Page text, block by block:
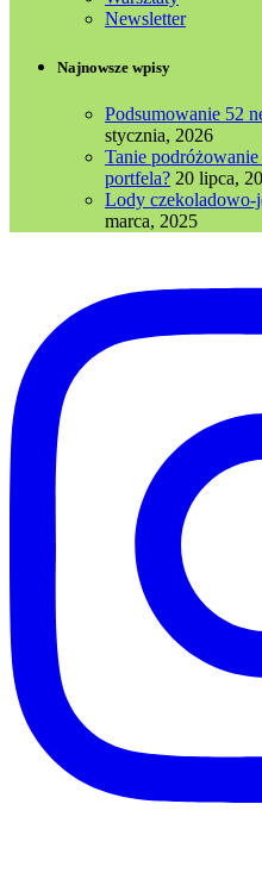
Newsletter
Najnowsze wpisy
Podsumowanie 52
stycznia, 2026
Tanie
portfela? 20 lipca,
Lody czekoladowo-
marca, 2025